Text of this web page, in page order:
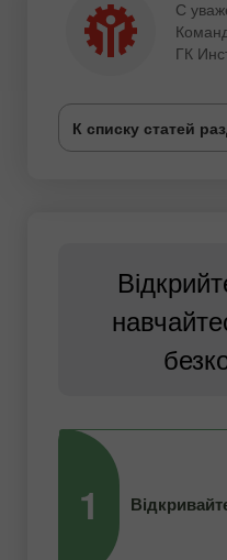
С
ГК
К списку статей
1